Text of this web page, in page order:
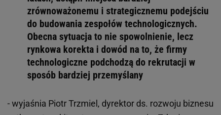
zrównoważonemu i strategicznemu podejściu
do budowania zespołów technologicznych.
Obecna sytuacja to nie spowolnienie, lecz
rynkowa korekta i dowód na to, że firmy
technologiczne podchodzą do rekrutacji w
sposób bardziej przemyślany
- wyjaśnia Piotr Trzmiel, dyrektor ds. rozwoju biznesu